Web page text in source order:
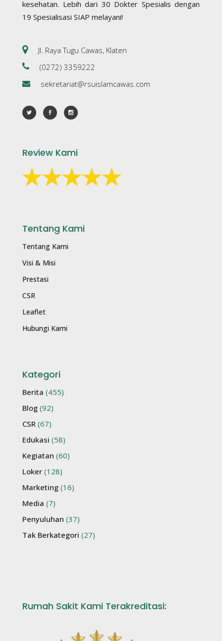
kesehatan. Lebih dari 30 Dokter Spesialis dengan
19 Spesialisasi SIAP melayani!
Jl. Raya Tugu Cawas, Klaten
(0272) 3359222
sekretariat@rsuislamcawas.com
Review Kami
Tentang Kami
Tentang Kami
Visi & Misi
Prestasi
CSR
Leaflet
Hubungi Kami
Kategori
Berita (455)
Blog (92)
CSR (67)
Edukasi (58)
Kegiatan (60)
Loker (128)
Marketing (16)
Media (7)
Penyuluhan (37)
Tak Berkategori (27)
Rumah Sakit Kami Terakreditasi: